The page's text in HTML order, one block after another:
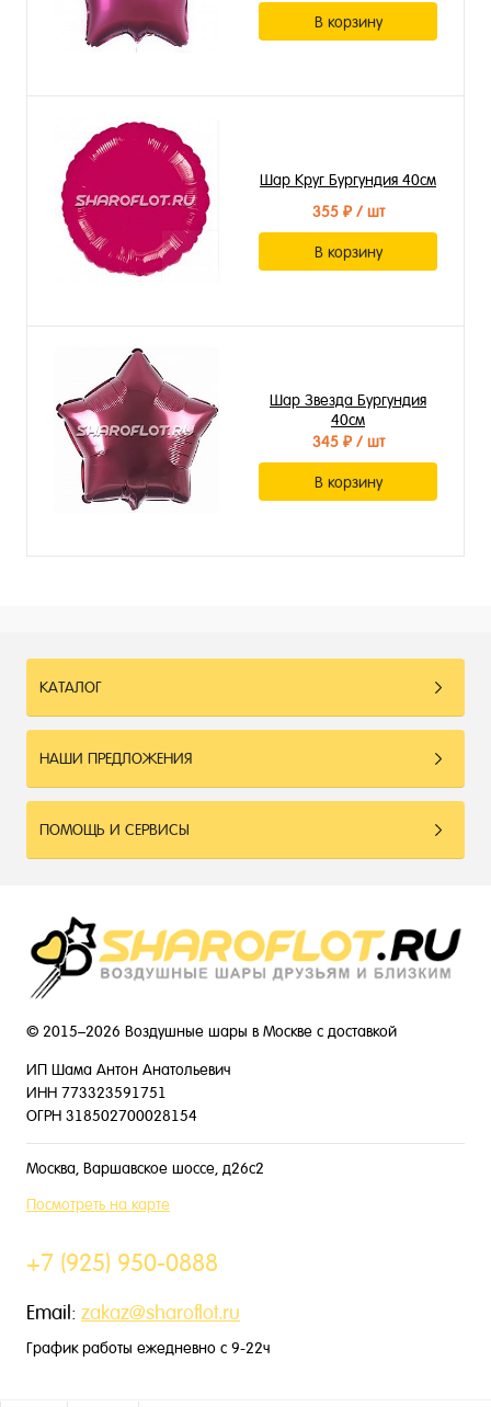
В корзину
Шар Круг Бургундия 40см
355 ₽/ шт
В корзину
Шар Звезда Бургундия
40см
345 ₽/ шт
В корзину
КАТАЛОГ
НАШИ ПРЕДЛОЖЕНИЯ
ПОМОЩЬ И СЕРВИСЫ
© 2015–2026 Воздушные шары в Москве с доставкой
ИП Шама Антон Анатольевич
ИНН 773323591751
ОГРН 318502700028154
Москва, Варшавское шоссе, д26с2
Посмотреть на карте
+7 (925) 950-0888
Email: zakaz@sharoflot.ru
График работы ежедневно с 9-22ч